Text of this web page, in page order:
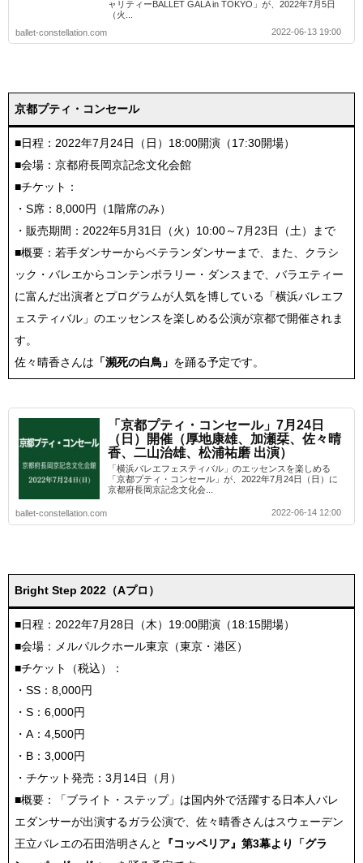
ャリティーBALLET GALA in TOKYO」が、2022年7月5日
（火...
ballet-constellation.com
2022-06-13 19:00
京都プティ・コンセール
■日程：2022年7月24日（日）18:00開演（17:30開場）
■会場：京都府長岡京記念文化会館
■チケット：
・S席：8,000円（1階席のみ）
・販売期間：2022年5月31日（火）10:00～7月23日（土）まで
■概要：若手ダンサーからベテランダンサーまで、また、クラシ
ック・バレエからコンテンポラリー・ダンスまで、バラエティー
に富んだ出演者とプログラムが人気を博している「横浜バレエフ
ェスティバル」のエッセンスを楽しめる公演が京都で開催されま
す。
佐々晴香さんは 「瀕死の白鳥」 を踊る予定です。
「京都プティ・コンセール」7月24日
（日）開催（厚地康雄、加瀬栞、佐々晴
香、二山治雄、松浦祐磨 出演）
「横浜バレエフェスティバル」のエッセンスを楽しめる
「京都プティ・コンセール」が、2022年7月24日（日）に
京都府長岡京記念文化会...
ballet-constellation.com 2022-06-14 12:00
Bright Step 2022（Aプロ）
■日程：2022年7月28日（木）19:00開演（18:15開場）
■会場：メルパルクホール東京（東京・港区）
■チケット（税込）：
・SS：8,000円
・S：6,000円
・A：4,500円
・B：3,000円
・チケット発売：3月14日（月）
■概要：「ブライト・ステップ」は国内外で活躍する日本人バレ
エダンサーが出演するガラ公演で、佐々晴香さんはスウェーデン
王立バレエの石田浩明さんと
『コッペリア』第3幕より「グラ